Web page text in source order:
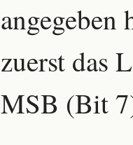
zuerst das
MSB (Bit